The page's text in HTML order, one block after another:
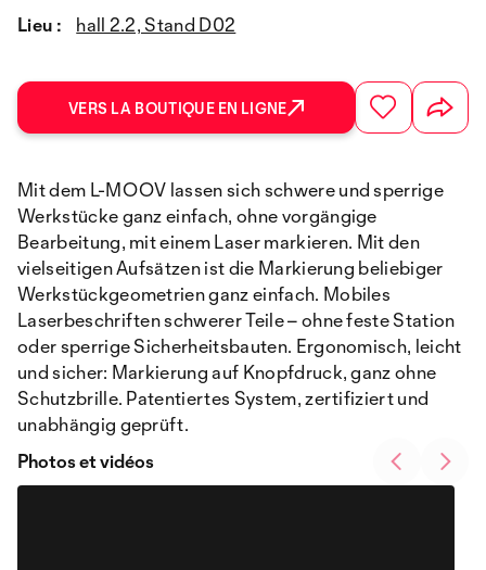
Lieu :
hall 2.2, Stand D02
VERS LA BOUTIQUE EN LIGNE
Mit dem L-MOOV lassen sich schwere und sperrige
Werkstücke ganz einfach, ohne vorgängige
Bearbeitung, mit einem Laser markieren. Mit den
vielseitigen Aufsätzen ist die Markierung beliebiger
Werkstückgeometrien ganz einfach. Mobiles
Laserbeschriften schwerer Teile – ohne feste Station
oder sperrige Sicherheitsbauten. Ergonomisch, leicht
und sicher: Markierung auf Knopfdruck, ganz ohne
Schutzbrille. Patentiertes System, zertifiziert und
unabhängig geprüft.
Photos et vidéos